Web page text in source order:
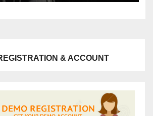
& ACCOUNT